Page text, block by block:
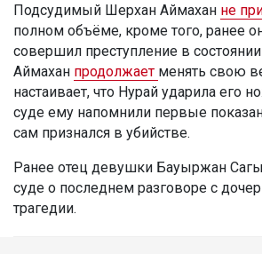
Подсудимый Шерхан Аймахан не
полном объёме, кроме того, ранее
совершил преступление в
Аймахан продолжает менять свою
настаивает, что Нурай ударила его
суде ему напомнили первые
сам признался в убийстве.
Ранее отец девушки Бауыржан
суде о последнем разговоре с
трагедии.